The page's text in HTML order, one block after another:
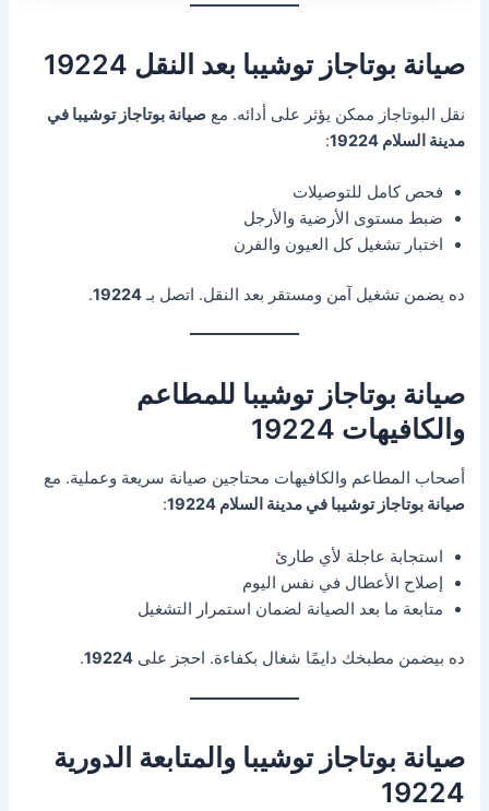
صيانة بوتاجاز توشيبا بعد النقل 19224
نقل البوتاجاز ممكن يؤثر على أدائه. معصيانة بوتاجاز توشيبا في
مدينة السلام 19224
:
فحص كامل للتوصيلات
ضبط مستوى الأرضية والأرجل
اختبار تشغيل كل العيون والفرن
ده يضمن تشغيل آمن ومستقر بعد النقل. اتصل بـ19224
.
صيانة بوتاجاز توشيبا للمطاعم
والكافيهات 19224
أصحاب المطاعم والكافيهات محتاجين صيانة سريعة وعملية. مع
صيانة بوتاجاز توشيبا في مدينة السلام 19224
:
استجابة عاجلة لأي طارئ
إصلاح الأعطال في نفس اليوم
متابعة ما بعد الصيانة لضمان استمرار التشغيل
ده بيضمن مطبخك دايمًا شغال بكفاءة. احجز على19224
.
صيانة بوتاجاز توشيبا والمتابعة الدورية
19224